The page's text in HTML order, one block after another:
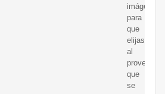
imágenes,
para
que
elijas
al
proveedor
que
se